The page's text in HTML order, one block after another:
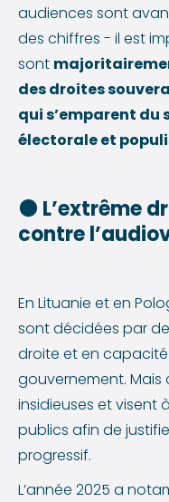
audiences sont
des chiffres - il est
sont
des droites
qui s’emparent
électorale et
🟤 L’extrême
contre
En Lituanie et en
sont décidées par
droite et en capacité
gouvernement.
insidieuses et visent
publics afin de
progressif.
L’année 2025 a